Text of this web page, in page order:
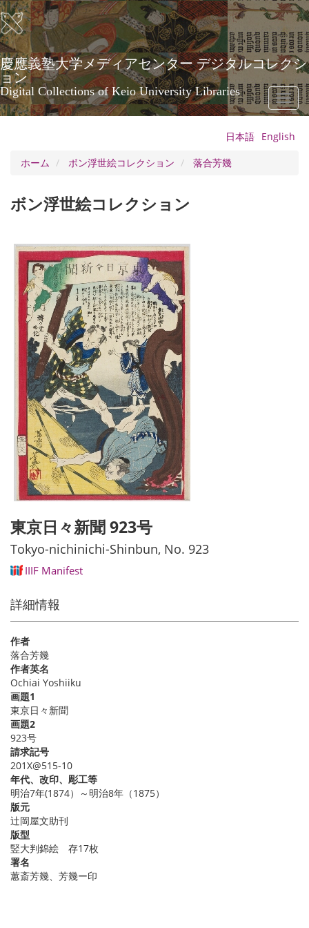
メ
イ
ン
コ
ン
テ
ン
ツ
に
慶應義塾大学メディアセンター デジタルコレクシ
ョン
Digital Collections of Keio University Libraries
Toggle
日本語 English
ホーム
ボン浮世絵コレクション 落合芳幾
ボン浮世絵コレクション
東京日々新聞 923号
Tokyo-nichinichi-Shinbun, No. 923
IIIF Manifest
詳細情報
作者
落合芳幾
作者英名
Ochiai Yoshiiku
画題1
東京日々新聞
画題2
923号
請求記号
201X@515-10
年代、改印、彫工等
明治7年(1874）～明治8年（1875）
版元
辻岡屋文助刊
版型
竪大判錦絵 存17枚
署名
蕙斎芳幾、芳幾ー印